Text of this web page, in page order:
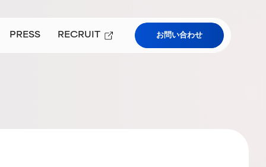
PRESS
RECRUIT
お問い合わせ